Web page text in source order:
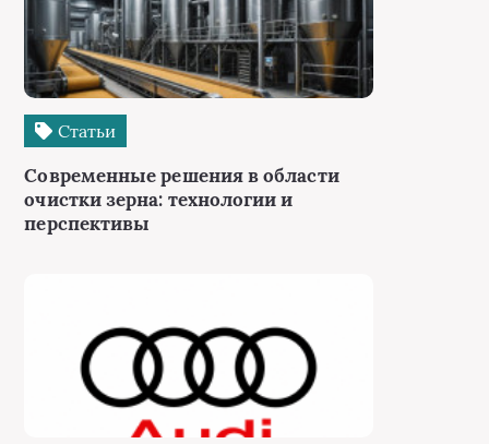
Статьи
Современные решения в области
очистки зерна: технологии и
перспективы